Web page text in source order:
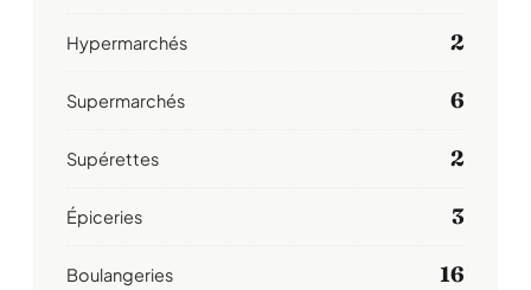
Hypermarchés 2
Supermarchés 6
Supérettes 2
Épiceries 3
Boulangeries 16